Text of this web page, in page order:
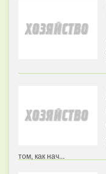
том, как нач...